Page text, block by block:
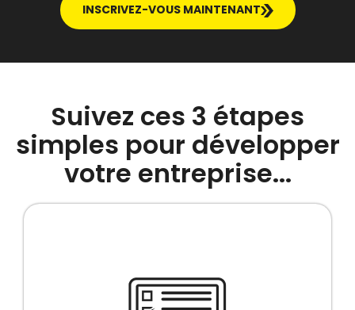
INSCRIVEZ-VOUS MAINTENANT
Suivez ces 3 étapes
simples pour développer
votre entreprise...